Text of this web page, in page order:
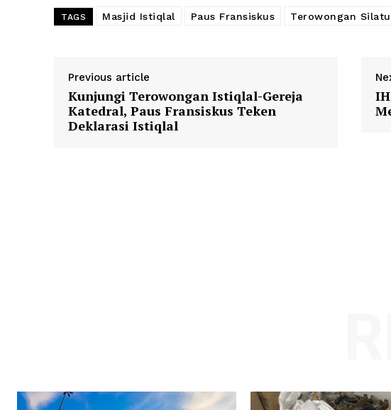
TAGS Masjid Istiqlal Paus Fransiskus Terowongan
Previous article
Kunjungi Terowongan Istiqlal-Gereja
Katedral, Paus Fransiskus Teken
Deklarasi Istiqlal